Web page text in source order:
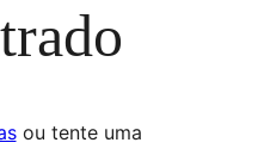
ou tente uma